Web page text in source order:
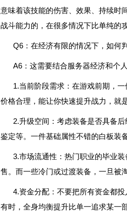
意味着该技能的伤害、效果、持续时
战斗能力的，在很多情况下比单纯的
Q6：在经济有限的情况下，如何
A6：这需要结合服务器经济和个
1.当前阶段需求：在游戏前期，
价格合理，能让你快速提升战力，就
2.升级空间：考虑装备是否具备
鉴定等。一件基础属性不错的白板装
3.市场流通性：热门职业的毕业
售。而一些冷门或过渡装备，一旦被
4.资金分配：不要把所有资金都
有时，全身均衡提升比单一追求某一